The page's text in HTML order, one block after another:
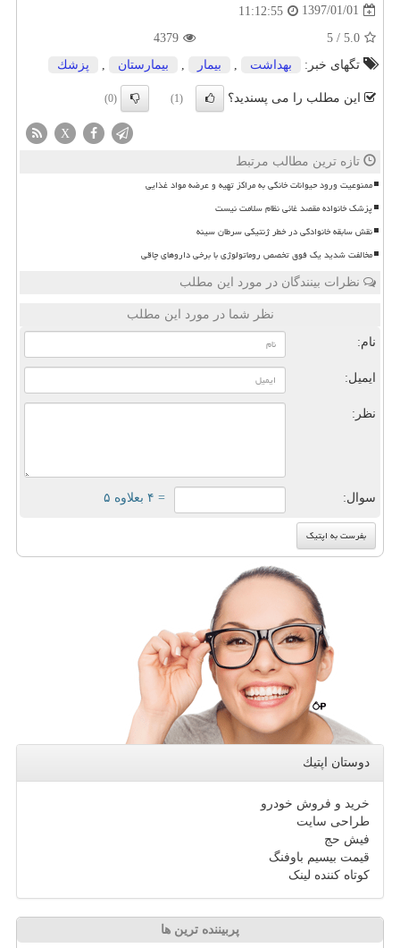
1397/01/01
11:12:55
5.0
/
5
4379
تگهای خبر:
بهداشت بیمار بیمارستان پزشك
این مطلب را می پسندید؟ (1)
(0)
X
تازه ترین مطالب مرتبط
ممنوعیت ورود حیوانات خانگی به مراکز تهیه و عرضه مواد غذایی
پزشک خانواده مقصد غائی نظام سلامت نیست
نقش سابقه خانوادگی در خطر ژنتیکی سرطان سینه
مخالفت شدید یک فوق تخصص روماتولوژی با برخی داروهای چاقی
نظرات بینندگان در مورد این مطلب
نظر شما در مورد این مطلب
نام:
ایمیل:
نظر:
سوال: = ۴ بعلاوه ۵
دوستان اپتیك
خرید و فروش خودرو
طراحی سایت
فیش حج
قیمت بیسیم باوفنگ
کوتاه کننده لینک
پربیننده ترین ها